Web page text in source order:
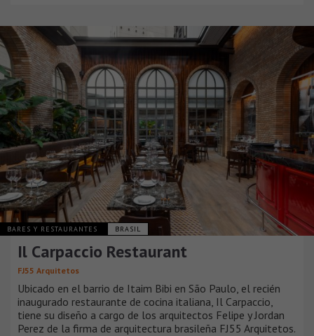
BARES Y RESTAURANTES BRASIL
Il Carpaccio Restaurant
FJ55 Arquitetos
Ubicado en el barrio de Itaim Bibi en São Paulo, el recién
inaugurado restaurante de cocina italiana, Il Carpaccio,
tiene su diseño a cargo de los arquitectos Felipe y Jordan
Perez de la firma de arquitectura brasileña FJ55 Arquitetos.